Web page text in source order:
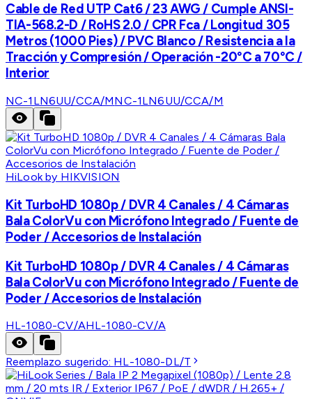
Cable de Red UTP Cat6 / 23 AWG / Cumple ANSI-
TIA-568.2-D / RoHS 2.0 / CPR Fca / Longitud 305
Metros (1000 Pies) / PVC Blanco / Resistencia a la
Tracción y Compresión / Operación -20°C a 70°C /
Interior
NC-1LN6UU/CCA/MNC-1LN6UU/CCA/M
HiLook by HIKVISION
Kit TurboHD 1080p / DVR 4 Canales / 4 Cámaras
Bala ColorVu con Micrófono Integrado / Fuente de
Poder / Accesorios de Instalación
Kit TurboHD 1080p / DVR 4 Canales / 4 Cámaras
Bala ColorVu con Micrófono Integrado / Fuente de
Poder / Accesorios de Instalación
HL-1080-CV/AHL-1080-CV/A
Reemplazo sugerido: HL-1080-DL/T